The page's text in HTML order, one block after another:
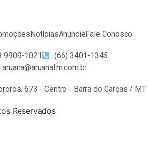
NotíciasAnuncie Fale Conosco
9909-1021
(66) 3401-1345
aruana@aruanafm.com.br
673 - Centro - Barra do Garças / MT
Reservados